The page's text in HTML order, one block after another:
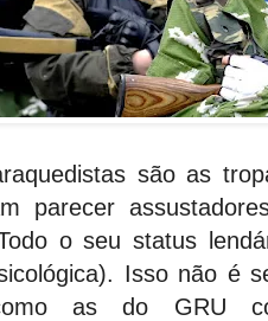
são as
parecer
o seu status
Isso não é
as do GRU